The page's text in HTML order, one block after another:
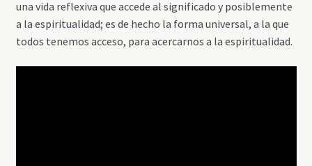
una vida reflexiva que accede al significado y posiblemente
a la espiritualidad; es de hecho la forma universal, a la que
todos tenemos acceso, para acercarnos a la espiritualidad.